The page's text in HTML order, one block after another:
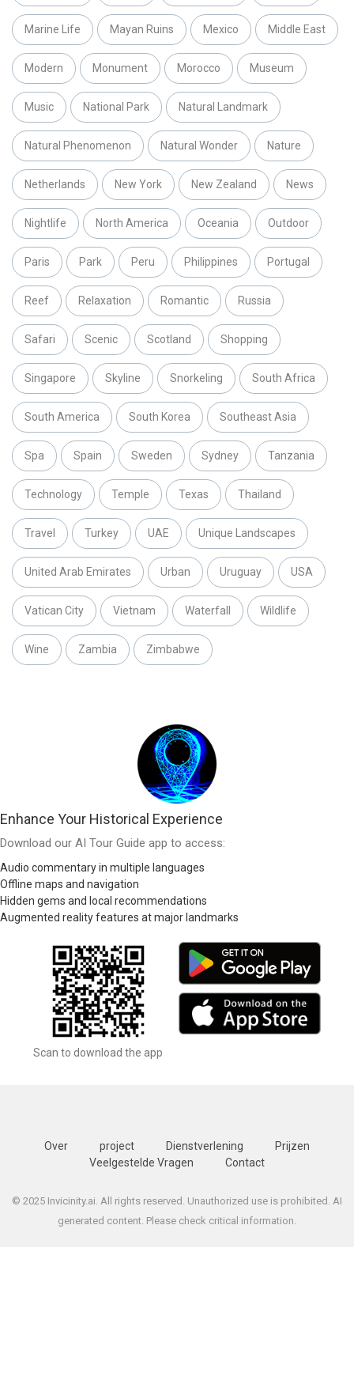
Marine Life Mayan Ruins Mexico Middle East
Modern Monument Morocco Museum
Music National Park Natural Landmark
Natural Phenomenon Natural Wonder Nature
Netherlands New York New Zealand News
Nightlife North America Oceania Outdoor
Paris Park Peru Philippines Portugal
Reef Relaxation Romantic Russia
Safari Scenic Scotland Shopping
Singapore Skyline Snorkeling South Africa
South America South Korea Southeast Asia
Spa Spain Sweden Sydney Tanzania
Technology Temple Texas Thailand
Travel Turkey UAE Unique Landscapes
United Arab Emirates Urban Uruguay USA
Vatican City Vietnam Waterfall Wildlife
Wine Zambia Zimbabwe
Enhance Your Historical Experience
Download our AI Tour Guide app to access:
Audio commentary in multiple languages
Offline maps and navigation
Hidden gems and local recommendations
Augmented reality features at major landmarks
Scan to download the app
Over project Dienstverlening
Prijzen
Veelgestelde Vragen
Contact
© 2025 Invicinity.ai. All rights reserved. Unauthorized use is prohibited. AI
generated content. Please check critical information.